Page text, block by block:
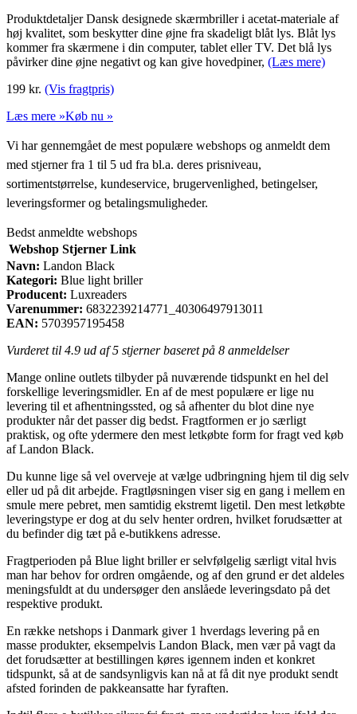
Produktdetaljer Dansk designede skærmbriller i acetat-materiale af
høj kvalitet, som beskytter dine øjne fra skadeligt blåt lys. Blåt lys
kommer fra skærmene i din computer, tablet eller TV. Det blå lys
påvirker dine øjne negativt og kan give hovedpiner, (Læs mere)
199 kr. (Vis fragtpris)
Læs mere »Køb nu »
Vi har gennemgået de mest populære webshops og anmeldt dem
med stjerner fra 1 til 5 ud fra bl.a. deres prisniveau,
sortimentstørrelse, kundeservice, brugervenlighed, betingelser,
leveringsformer og betalingsmuligheder.
Bedst anmeldte webshops
Webshop Stjerner Link
Navn: Landon Black
Kategori: Blue light briller
Producent: Luxreaders
Varenummer: 6832239214771_40306497913011
EAN: 5703957195458
Vurderet til 4.9 ud af 5 stjerner baseret på 8 anmeldelser
Mange online outlets tilbyder på nuværende tidspunkt en hel del
forskellige leveringsmidler. En af de mest populære er lige nu
levering til et afhentningssted, og så afhenter du blot dine nye
produkter når det passer dig bedst. Fragtformen er jo særligt
praktisk, og ofte ydermere den mest letkøbte form for fragt ved køb
af Landon Black.
Du kunne lige så vel overveje at vælge udbringning hjem til dig selv
eller ud på dit arbejde. Fragtløsningen viser sig en gang i mellem en
smule mere pebret, men samtidig ekstremt ligetil. Den mest letkøbte
leveringstype er dog at du selv henter ordren, hvilket forudsætter at
du befinder dig tæt på e-butikkens adresse.
Fragtperioden på Blue light briller er selvfølgelig særligt vital hvis
man har behov for ordren omgående, og af den grund er det aldeles
meningsfuldt at du undersøger den anslåede leveringsdato på det
respektive produkt.
En række netshops i Danmark giver 1 hverdags levering på en
masse produkter, eksempelvis Landon Black, men vær på vagt da
det forudsætter at bestillingen køres igennem inden et konkret
tidspunkt, så at de sandsynligvis kan nå at få dit nye produkt sendt
afsted forinden de pakkeansatte har fyraften.